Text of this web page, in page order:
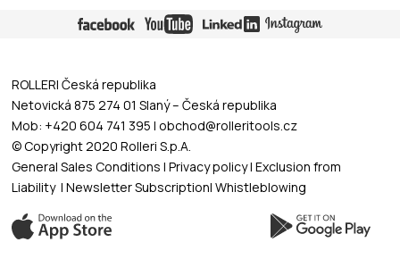
ROLLERI Česká republika
Netovická 875 274 01 Slaný – Česká republika
Mob: +420 604 741 395 | obchod@rolleritools.cz
© Copyright 2020 Rolleri S.p.A.
General Sales Conditions |Privacy policy|Exclusion from
Liability|Newsletter Subscription|Whistleblowing